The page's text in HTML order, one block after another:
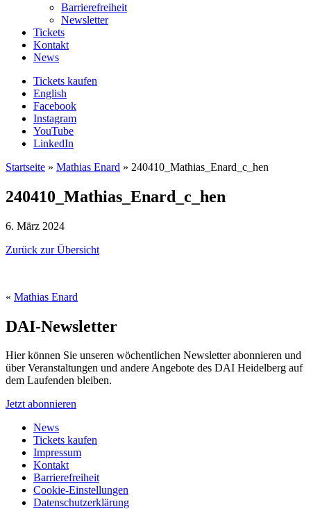
Barrierefreiheit
Newsletter
Tickets
Kontakt
News
Tickets kaufen
English
Facebook
Instagram
YouTube
LinkedIn
Startseite » Mathias Enard » 240410_Mathias_Enard_c_hen
240410_Mathias_Enard_c_hen
6. März 2024
Zurück zur Übersicht
« Mathias Enard
DAI-Newsletter
Hier können Sie unseren wöchentlichen Newsletter abonnieren und
über Veranstaltungen und andere Angebote des DAI Heidelberg auf
dem Laufenden bleiben.
Jetzt abonnieren
News
Tickets kaufen
Impressum
Kontakt
Barrierefreiheit
Cookie-Einstellungen
Datenschutzerklärung